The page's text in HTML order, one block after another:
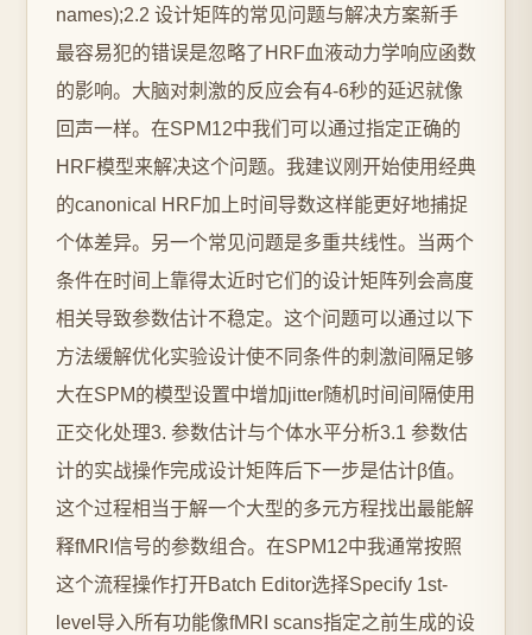
names);2.2 设计矩阵的常见问题与解决方案新手
最容易犯的错误是忽略了HRF血液动力学响应函数
的影响。大脑对刺激的反应会有4-6秒的延迟就像
回声一样。在SPM12中我们可以通过指定正确的
HRF模型来解决这个问题。我建议刚开始使用经典
的canonical HRF加上时间导数这样能更好地捕捉
个体差异。另一个常见问题是多重共线性。当两个
条件在时间上靠得太近时它们的设计矩阵列会高度
相关导致参数估计不稳定。这个问题可以通过以下
方法缓解优化实验设计使不同条件的刺激间隔足够
大在SPM的模型设置中增加jitter随机时间间隔使用
正交化处理3. 参数估计与个体水平分析3.1 参数估
计的实战操作完成设计矩阵后下一步是估计β值。
这个过程相当于解一个大型的多元方程找出最能解
释fMRI信号的参数组合。在SPM12中我通常按照
这个流程操作打开Batch Editor选择Specify 1st-
level导入所有功能像fMRI scans指定之前生成的设